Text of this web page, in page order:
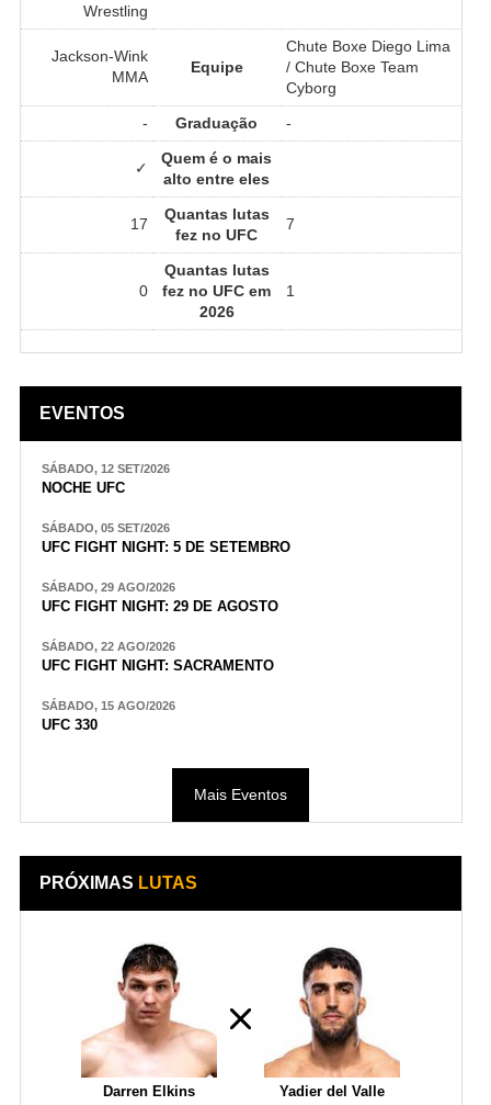
Wrestling
Jackson-Wink
MMA
Equipe
Chute Boxe Diego Lima
/ Chute Boxe Team
Cyborg
-
Graduação -
✓
Quem é o mais
alto entre eles
17
Quantas lutas
fez no UFC
7
0
Quantas lutas
fez no UFC em
2026
1
EVENTOS
SÁBADO, 12 SET/2026
NOCHE UFC
SÁBADO, 05 SET/2026
UFC FIGHT NIGHT: 5 DE SETEMBRO
SÁBADO, 29 AGO/2026
UFC FIGHT NIGHT: 29 DE AGOSTO
SÁBADO, 22 AGO/2026
UFC FIGHT NIGHT: SACRAMENTO
SÁBADO, 15 AGO/2026
UFC 330
Mais Eventos
PRÓXIMAS LUTAS
Darren Elkins Yadier del Valle